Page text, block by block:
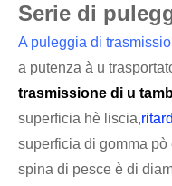
Serie di
A puleggia di
a putenza à u
trasmissione di u
superficia hè liscia,
superficia di gomma
spina di pesce è di